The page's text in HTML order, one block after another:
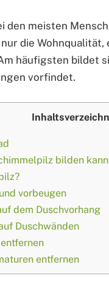
den meisten
die Wohnqualität,
häufigsten bildet
vorfindet.
bilden kann
vorbeugen
dem Duschvorhang
Duschwänden
entfernen